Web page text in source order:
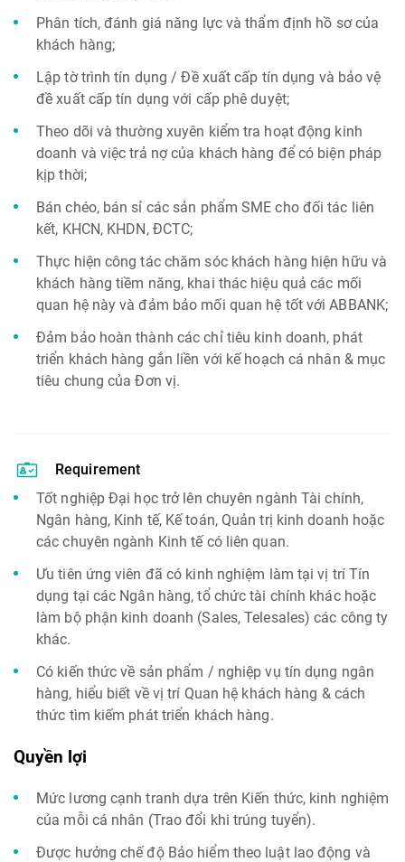
Phân tích, đánh giá năng lực và thẩm định hồ sơ của
khách hàng;
Lập tờ trình tín dụng / Đề xuất cấp tín dụng và bảo vệ
đề xuất cấp tín dụng với cấp phê duyệt;
Theo dõi và thường xuyên kiểm tra hoạt động kinh
doanh và việc trả nợ của khách hàng để có biện pháp
kịp thời;
Bán chéo, bán sỉ các sản phẩm SME cho đối tác liên
kết, KHCN, KHDN, ĐCTC;
Thực hiện công tác chăm sóc khách hàng hiện hữu và
khách hàng tiềm năng, khai thác hiệu quả các mối
quan hệ này và đảm bảo mối quan hệ tốt với ABBANK;
Đảm bảo hoàn thành các chỉ tiêu kinh doanh, phát
triển khách hàng gắn liền với kế hoạch cá nhân & mục
tiêu chung của Đơn vị.
Requirement
Tốt nghiệp Đại học trở lên chuyên ngành Tài chính,
Ngân hàng, Kinh tế, Kế toán, Quản trị kinh doanh hoặc
các chuyên ngành Kinh tế có liên quan.
Ưu tiên ứng viên đã có kinh nghiệm làm tại vị trí Tín
dụng tại các Ngân hàng, tổ chức tài chính khác hoặc
làm bộ phận kinh doanh (Sales, Telesales) các công ty
khác.
Có kiến thức về sản phẩm / nghiệp vụ tín dụng ngân
hàng, hiểu biết về vị trí Quan hệ khách hàng & cách
thức tìm kiếm phát triển khách hàng.
Quyền lợi
Mức lương cạnh tranh dựa trên Kiến thức, kinh nghiệm
của mỗi cá nhân (Trao đổi khi trúng tuyển).
Được hưởng chế độ Bảo hiểm theo luật lao động và